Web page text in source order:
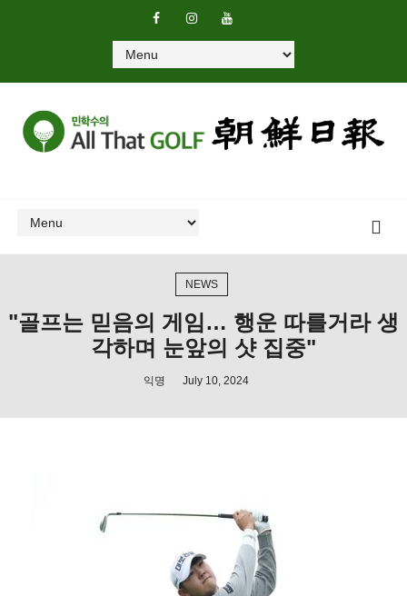
NEWS
"골프는 믿음의 게임… 행운 따를거라 생
각하며 눈앞의 샷 집중"
익명 July 10, 2024